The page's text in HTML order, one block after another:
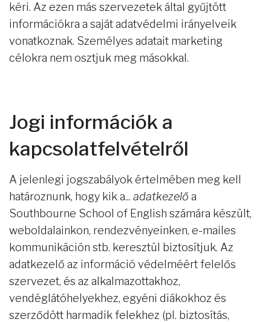
kéri. Az ezen más szervezetek által gyűjtött
információkra a saját adatvédelmi irányelveik
vonatkoznak. Személyes adatait marketing
célokra nem osztjuk meg másokkal.
Jogi információk a
kapcsolatfelvételről
A jelenlegi jogszabályok értelmében meg kell
határoznunk, hogy kik a... adatkezelő a
Southbourne School of English számára készült,
weboldalainkon, rendezvényeinken, e-mailes
kommunikáción stb. keresztül biztosítjuk. Az
adatkezelő az információ védelméért felelős
szervezet, és az alkalmazottakhoz,
vendéglátóhelyekhez, egyéni diákokhoz és
szerződött harmadik felekhez (pl. biztosítás,